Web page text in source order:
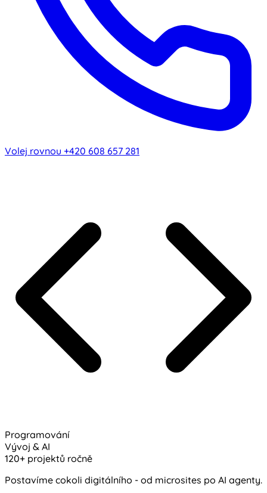
Volej rovnou +420 608 657 281
Programování
Vývoj & AI
120+ projektů ročně
Postavíme cokoli digitálního - od microsites po AI agenty.